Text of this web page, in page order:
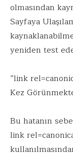
olmasından
Sayfaya
yeniden test
“link
Kez
Bu hatanın
link